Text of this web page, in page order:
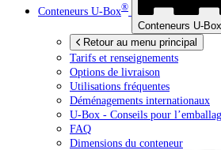
Conteneurs U-Box®
Conteneurs U-Box
Retour au menu principal
Tarifs et renseignements
Options de livraison
Utilisations fréquentes
Déménagements internationaux
U-Box - Conseils pour
FAQ
Dimensions du conteneur